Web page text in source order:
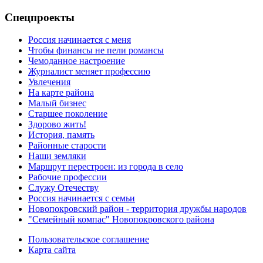
Спецпроекты
Россия начинается с меня
Чтобы финансы не пели романсы
Чемоданное настроение
Журналист меняет профессию
Увлечения
На карте района
Малый бизнес
Старшее поколение
Здорово жить!
История, память
Районные старости
Наши земляки
Маршрут перестроен: из города в село
Рабочие профессии
Служу Отечеству
Россия начинается с семьи
Новопокровский район - территория дружбы народов
"Семейный компас" Новопокровского района
Пользовательское соглашение
Карта сайта